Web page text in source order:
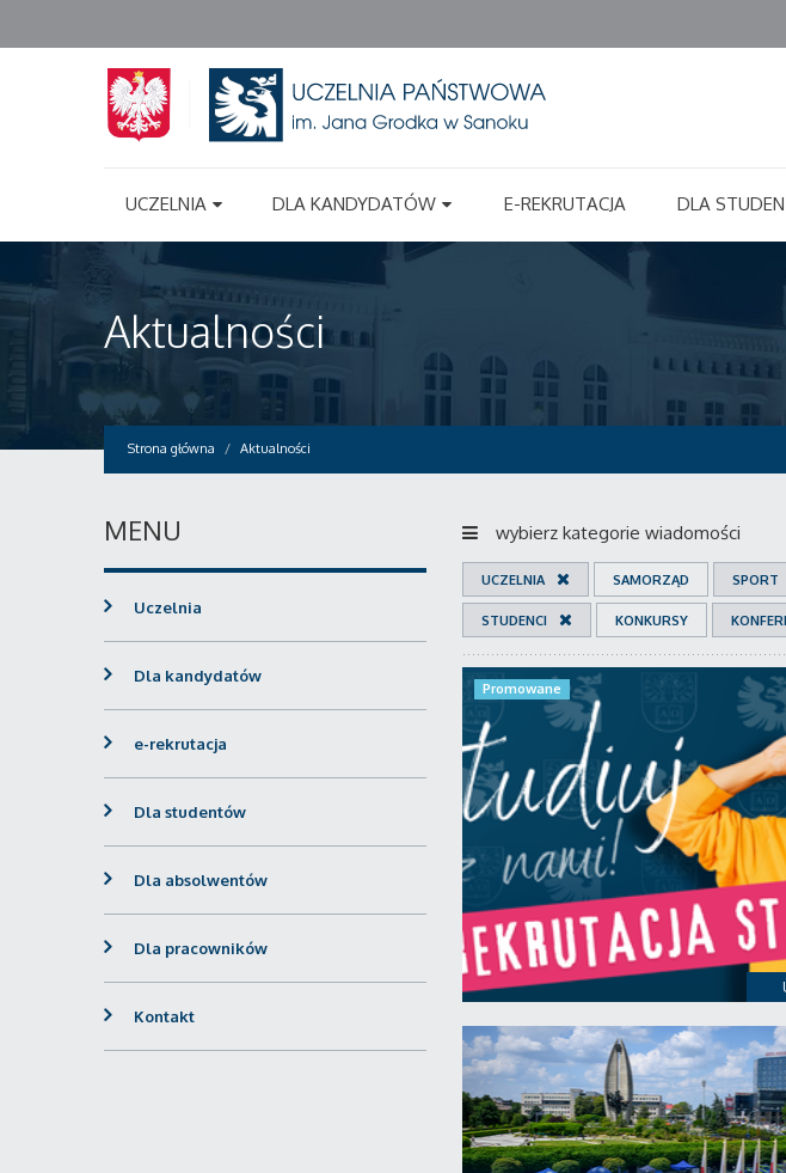
UCZELNIA DLA KANDYDATÓW E-REKRUTACJA DLA
Aktualności
Strona główna Aktualności
wybierz kategorie wiadomości
UCZELNIA SAMORZĄD SPORT
STUDENCI KONKURSY
Promowane
MENU
Uczelnia
Dla kandydatów
e-rekrutacja
Dla studentów
Dla absolwentów
Dla pracowników
Kontakt